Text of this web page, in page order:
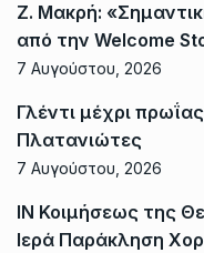
Ζ. Μακρή:
από την Welcome
7 Αυγούστου, 2026
Γλέντι μέχρι
Πλατανιώτες
7 Αυγούστου, 2026
ΙΝ Κοιμήσεως της
Ιερά Παράκληση